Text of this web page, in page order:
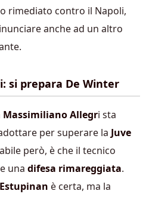
rimediato contro il Napoli,
anche ad un altro
si prepara De Winter
Massimiliano Allegri sta
per superare la Juve
però, è che il tecnico
una difesa rimareggiata.
Estupinan è certa, ma la